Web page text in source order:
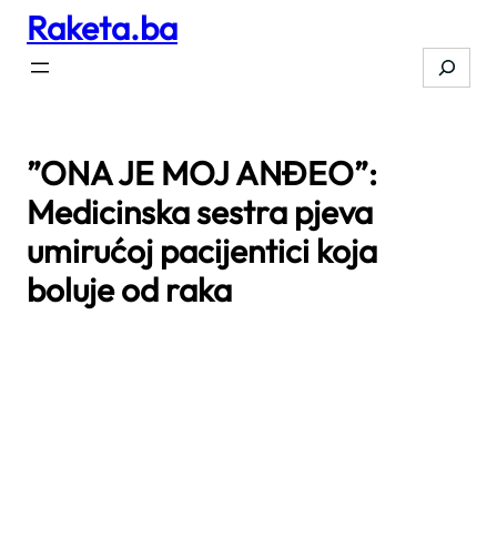
Skip
content
Raketa.ba
Search
”ONA JE MOJ ANĐEO”:
Medicinska sestra pjeva
umirućoj pacijentici koja
boluje od raka